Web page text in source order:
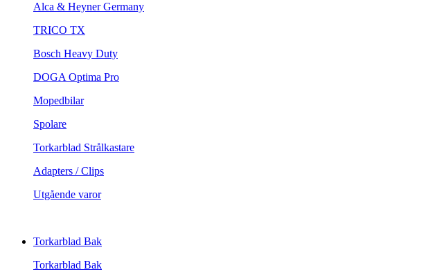
Alca & Heyner Germany
TRICO TX
Bosch Heavy Duty
DOGA Optima Pro
Mopedbilar
Spolare
Torkarblad Strålkastare
Adapters / Clips
Utgående varor
Torkarblad Bak
Torkarblad Bak